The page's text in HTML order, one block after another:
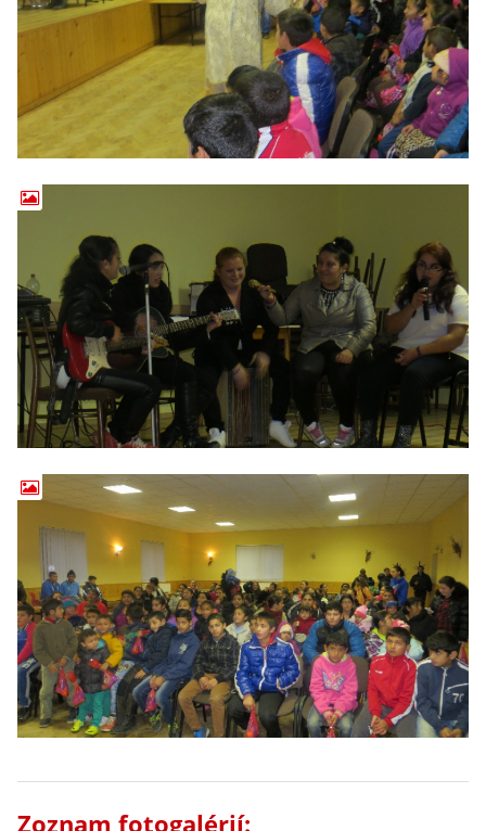
Zoznam fotogalérií: